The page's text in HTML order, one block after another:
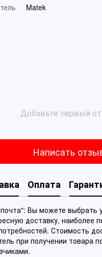
Matek
Добавьте первый
Написать
Оплата
Вы можете выбрать
доставку, наиболее
Стоимость
при получении товара